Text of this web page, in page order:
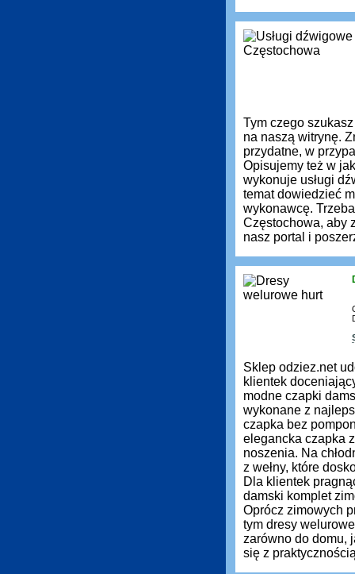
Tym czego
na naszą witrynę.
przydatne, w
Opisujemy też w
wykonuje usługi
temat dowiedzieć
wykonawcę.
Częstochowa, aby
nasz portal i
Sklep odziez.net
klientek
modne czapki
wykonane z
czapka bez
elegancka czapka
noszenia. Na
z wełny, które
Dla klientek
damski komplet
Oprócz zimowych
tym dresy
zarówno do domu,
się z